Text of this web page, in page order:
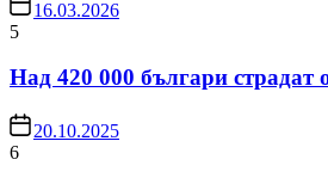
16.03.2026
5
Над 420 000 българи страдат
20.10.2025
6